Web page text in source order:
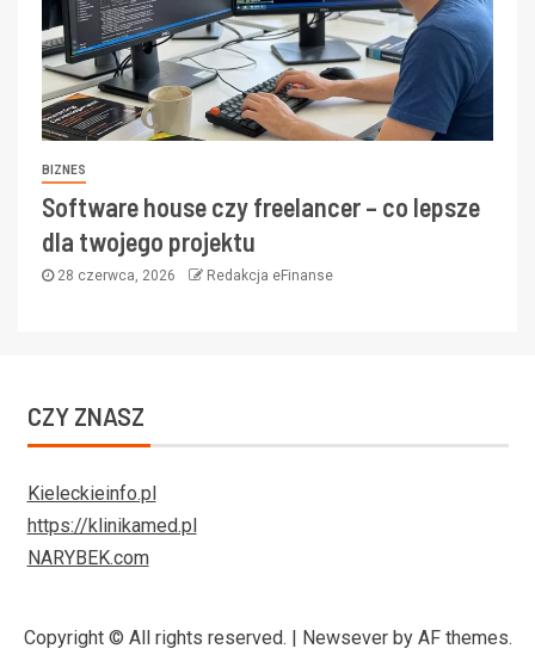
BIZNES
Software house czy freelancer – co lepsze
dla twojego projektu
28 czerwca, 2026 Redakcja eFinanse
CZY ZNASZ
Kieleckieinfo.pl
https://klinikamed.pl
NARYBEK.com
Copyright © All rights reserved. | Newseverby AF themes.